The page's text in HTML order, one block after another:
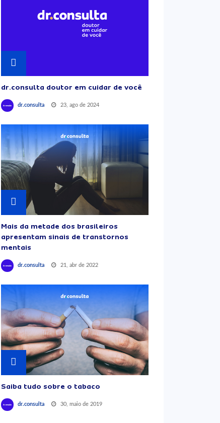
dr.consulta doutor em cuidar de você
dr.consulta 23, ago de 2024
Mais da metade dos brasileiros
apresentam sinais de transtornos
mentais
dr.consulta 21, abr de 2022
Saiba tudo sobre o tabaco
dr.consulta 30, maio de 2019